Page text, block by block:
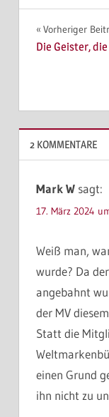
Vorheriger
Die Geister,
2 KOMMENTARE
Mark W sagt:
17. März 2024
Weiß man,
wurde? Da
angebahnt
der MV
Statt die
einen Grund
ihn nicht zu